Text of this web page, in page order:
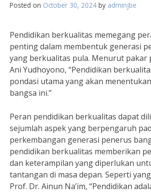
Posted on October 30, 2024 by adminjbe
Pendidikan berkualitas memegang
penting dalam membentuk generasi
yang berkualitas pula. Menurut pakar
Ani Yudhoyono, “Pendidikan
pondasi utama yang akan
bangsa ini.”
Peran pendidikan berkualitas dapat
sejumlah aspek yang berpengaruh
perkembangan generasi penerus
pendidikan berkualitas memberikan
dan keterampilan yang diperlukan
tantangan di masa depan. Seperti
Prof. Dr. Ainun Na’im, “Pendidikan